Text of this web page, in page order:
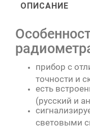
ОПИСАНИЕ
прибор с
точности и
есть
(русский и
световыми